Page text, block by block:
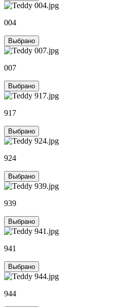
004
Выбрано
007
Выбрано
917
Выбрано
924
Выбрано
939
Выбрано
941
Выбрано
944